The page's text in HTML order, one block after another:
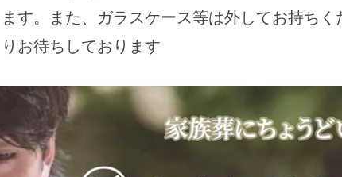
す。また、ガラスケース等は外してお持ちく
お待ちしております